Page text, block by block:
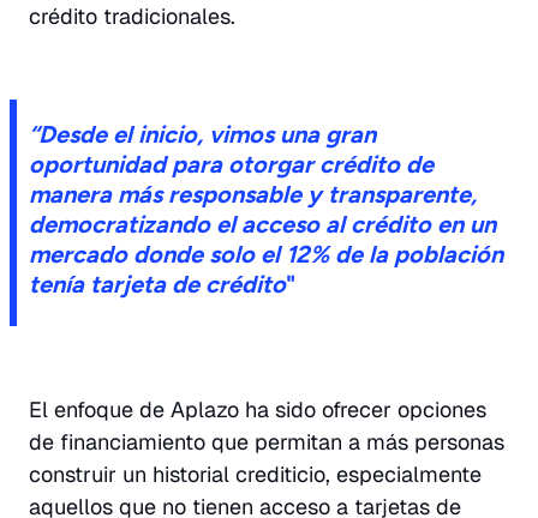
crédito tradicionales.
“Desde el inicio, vimos una gran
oportunidad para otorgar crédito de
manera más responsable y transparente,
democratizando el acceso al crédito en un
mercado donde solo el 12% de la población
tenía tarjeta de crédito"
El enfoque de Aplazo ha sido ofrecer opciones
de financiamiento que permitan a más personas
construir un historial crediticio, especialmente
aquellos que no tienen acceso a tarjetas de